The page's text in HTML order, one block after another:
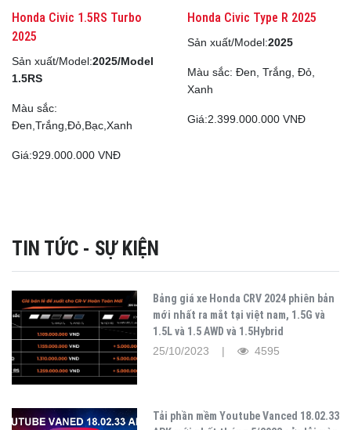
Honda Civic 1.5RS Turbo
2025
Sản xuất/Model:2025/Model
1.5RS
Màu sắc:
Đen,Trắng,Đỏ,Bạc,Xanh
Giá:929.000.000 VNĐ
Honda Civic Type R 2025
Sản xuất/Model:2025
Màu sắc: Đen, Trắng, Đỏ,
Xanh
Giá:2.399.000.000 VNĐ
TIN TỨC - SỰ KIỆN
Bảng giá xe Honda CRV 2024 phiên bản
mới nhất ra mắt tại việt nam, 1.5G và
1.5L và 1.5 AWD và 1.5Hybrid
25/10/2023 |
4595
Tải phần mềm Youtube Vanced 18.02.33